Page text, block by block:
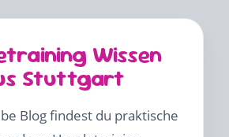
Wissen
Stuttgart
Blog findest du praktische